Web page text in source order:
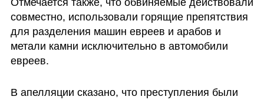
совместно, использовали горящие препятствия
для разделения машин евреев и арабов и
метали камни исключительно в автомобили
евреев.
В апелляции сказано, что преступления были